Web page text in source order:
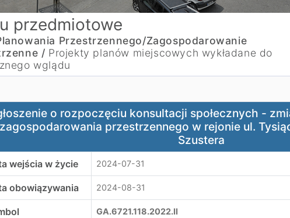
przedmiotowe
Przestrzennego/Zagospodarowanie
/ Projekty planów miejscowych wykładane do
wglądu
o rozpoczęciu konsultacji społecznych - zmiana
o rozpoczęciu konsultacji społecznych -
zagospodarowania przestrzennego w rejonie ul.
Szustera
wejścia w życie 2024-07-31
obowiązywania 2024-08-31
GA.6721.118.2022.II